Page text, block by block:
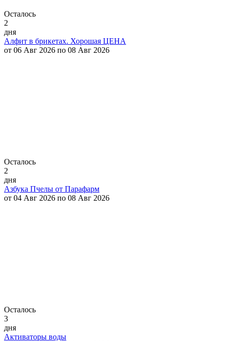
Осталось
2
дня
Алфит в брикетах. Хорошая ЦЕНА
от 06 Авг 2026 по 08 Авг 2026
Осталось
2
дня
Азбука Пчелы от Парафарм
от 04 Авг 2026 по 08 Авг 2026
Осталось
3
дня
Активаторы воды